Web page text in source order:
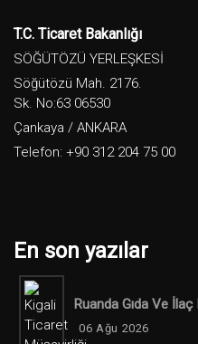
T.C. Ticaret Bakanlığı
SÖĞÜTÖZÜ YERLEŞKESİ
Söğütözü Mah. 2176.
Sk. No:63 06530
Çankaya / ANKARA
Telefon: +90 312 204 75 00
En son yazılar
Ruanda Gıda Ve
06 Ağu 2026